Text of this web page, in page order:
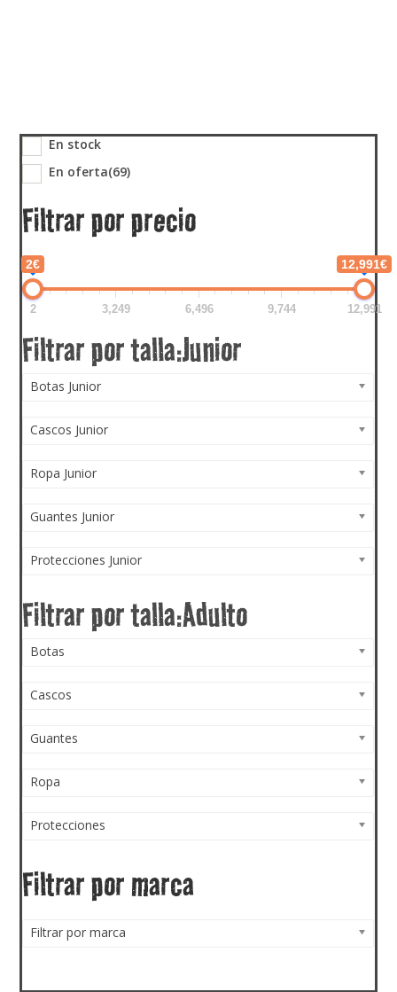
En stock
En oferta(69)
Filtrar por precio
2€ 12,991€
2 3,249 6,496 9,744 12,991
Botas Junior
Cascos Junior
Ropa Junior
Guantes Junior
Protecciones Junior
Botas
Cascos
Guantes
Ropa
Protecciones
Filtrar por marca
Filtrar por marca